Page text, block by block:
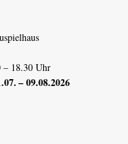
– 18.30 Uhr
– 09.08.2026